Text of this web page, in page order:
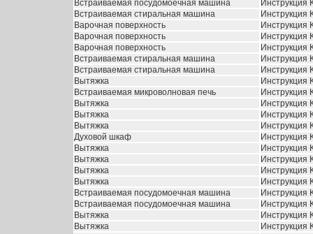
Встраиваемая посудомоечная машина
Инструкция
Встраиваемая стиральная машина
Инструкция
Варочная поверхность
Инструкция
Варочная поверхность
Инструкция
Варочная поверхность
Инструкция
Встраиваемая стиральная машина
Инструкция
Встраиваемая стиральная машина
Инструкция
Вытяжка
Инструкция
Встраиваемая микроволновая печь
Инструкция
Вытяжка
Инструкция
Вытяжка
Инструкция
Вытяжка
Инструкция
Духовой шкаф
Инструкция
Вытяжка
Инструкция
Вытяжка
Инструкция
Вытяжка
Инструкция
Вытяжка
Инструкция
Встраиваемая посудомоечная машина
Инструкция
Встраиваемая посудомоечная машина
Инструкция
Вытяжка
Инструкция
Вытяжка
Инструкция